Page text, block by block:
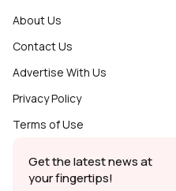
About Us
Contact Us
Advertise With Us
Privacy Policy
Terms of Use
Get the latest news at
your fingertips!